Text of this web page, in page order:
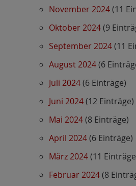
November 2024(11
Oktober 2024(9
September 2024(11
August 2024(6
Juli 2024(6 Einträge)
Juni 2024(12 Einträge)
Mai 2024(8 Einträge)
April 2024(6 Einträge)
März 2024(11
Februar 2024(8